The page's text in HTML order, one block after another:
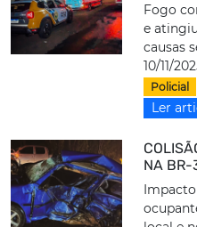
Fogo
e
causas
10/11/
Policial
Ler
NA BR-